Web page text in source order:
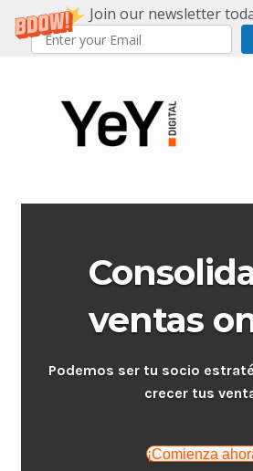
Join our newsletter
ventas
Podemos ser tu socio
crecer tus
¡Comienza